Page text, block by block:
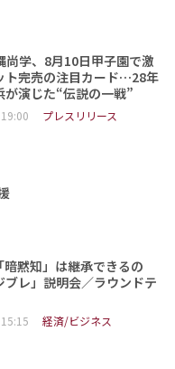
尚学、8月10日甲子園で激
完売の注目カード…28年
が演じた“伝説の一戦”
プレスリリース
暗黙知」は継承できるの
レ」説明会／ラウンドテ
経済/ビジネス